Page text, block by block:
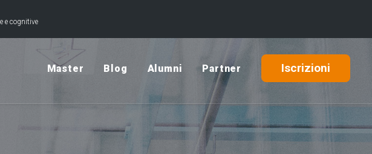
e cognitive
Master Blog Alumni Partner Iscrizioni